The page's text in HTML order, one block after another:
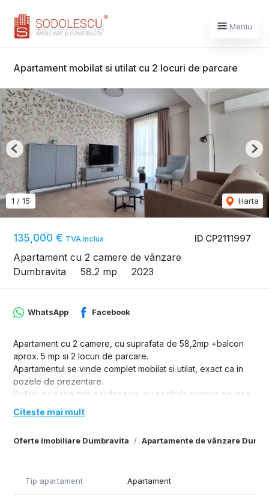
Meniu
Apartament mobilat si utilat cu 2 locuri de parcare
ID CP2111997
135,000 € TVA inclus
Apartament cu 2 camere de vânzare
Dumbravita
58.2 mp 2023
1 / 15 Harta
Previous
Oferte imobiliare Dumbravita Apartamente de vânzare
WhatsApp Facebook
Apartament cu 2 camere, cu suprafata de 58,2mp +balcon
aprox. 5 mp si 2 locuri de parcare.
Apartamentul se vinde complet mobilat si utilat, exact ca in
pozele de prezentare.
Dotari: incalzire prin pardoseala, cu centrala proprie pe gaz,
termostate ambientale, aparat de aer conditionat,
electrocasnice, mobilier.
gust, imbinand armonios materialele alese atat pentru finisaje,
Citește mai mult
Tip apartament Apartament